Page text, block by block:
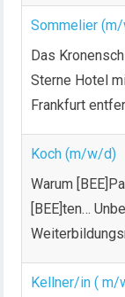
Sommelier
Das
Sterne Hotel
Frankfurt
Koch (m/w/d)
Warum
[BEE]ten…
Kellner/in ( m/